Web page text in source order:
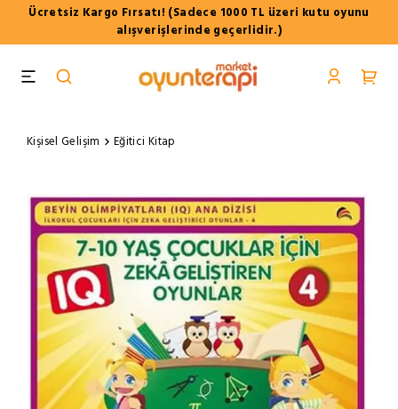
Ücretsiz Kargo Fırsatı! (Sadece 1000 TL üzeri kutu oyunu
alışverişlerinde geçerlidir.)
Kişisel Gelişim Eğitici Kitap